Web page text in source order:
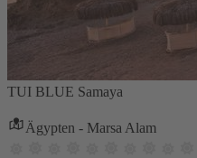
TUI BLUE Samaya
Ägypten - Marsa Alam